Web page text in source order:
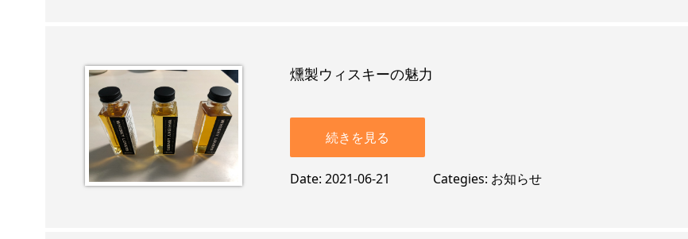
燻製ウィスキーの魅力
続きを見る
Date 2021-06-21 Categies お知らせ